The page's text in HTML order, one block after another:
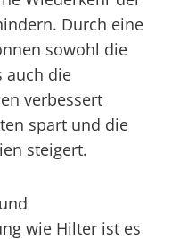
Durch eine
sowohl die
auch die
verbessert
spart und die
steigert.
wie Hilter ist es